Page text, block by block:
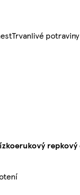
Trvanlivé potraviny
repkový